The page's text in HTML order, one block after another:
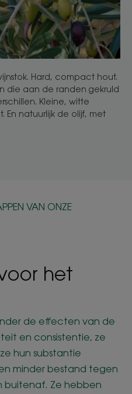
Hard, compact hout.
die aan de randen gekruld
Kleine, witte
natuurlijk de olijf, met
VAN ONZE
het
de effecten van de
en consistentie, ze
hun substantie
minder bestand tegen
buitenaf. Ze hebben